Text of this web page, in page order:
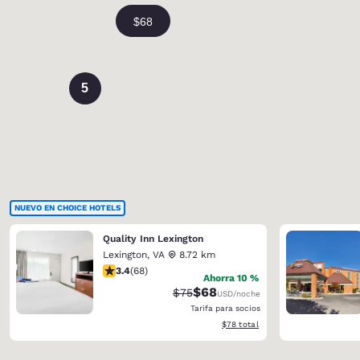
5
NUEVO EN CHOICE HOTELS
Quality Inn Lexington
Lexington, VA
8.72 km
calificación de 3.38 estrellas. Bueno. 68 reseñas
3.4(68)
Ahorra 10 %
Precio tachado:
$75Precio con descuento:
$68USD/noche
Tarifa para socios
Ver detalles del total estimado
$78 total